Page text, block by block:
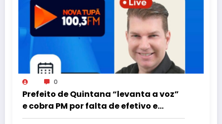
0
Prefeito de Quintana “levanta a voz”
e cobra PM por falta de efetivo e
viaturas na região